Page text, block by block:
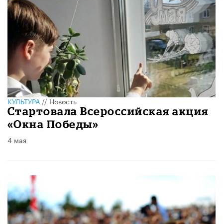
КУЛЬТУРА//Новость
Стартовала Всероссийская акция
«Окна Победы»
4 мая